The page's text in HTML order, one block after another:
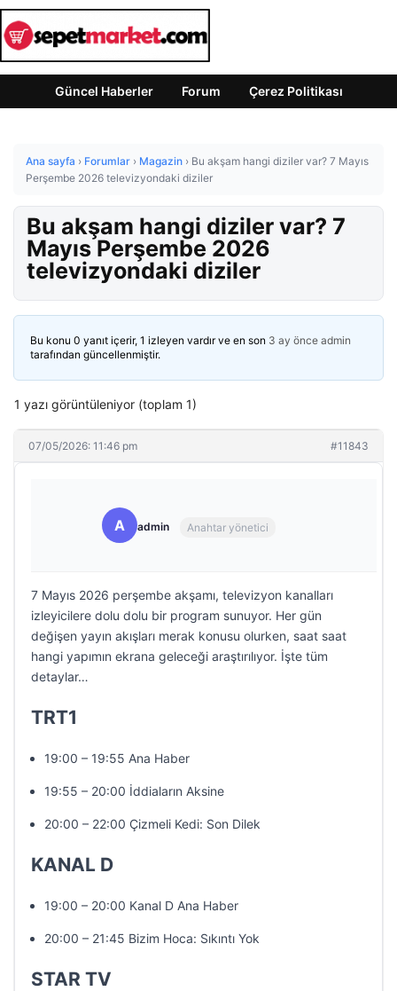
Güncel Haberler Forum Çerez Politikası
Ana sayfa › Forumlar › Magazin › Bu akşam hangi diziler var? 7 Mayıs
Perşembe 2026 televizyondaki diziler
Bu akşam hangi diziler var? 7
Mayıs Perşembe 2026
televizyondaki diziler
Bu konu 0 yanıt içerir, 1 izleyen vardır ve en son 3 ay önce admin
tarafından güncellenmiştir.
1 yazı görüntüleniyor (toplam 1)
07/05/2026: 11:46 pm #11843
A admin Anahtar yönetici
7 Mayıs 2026 perşembe akşamı, televizyon kanalları
izleyicilere dolu dolu bir program sunuyor. Her gün
değişen yayın akışları merak konusu olurken, saat saat
hangi yapımın ekrana geleceği araştırılıyor. İşte tüm
detaylar…
TRT1
19:00 – 19:55 Ana Haber
19:55 – 20:00 İddiaların Aksine
20:00 – 22:00 Çizmeli Kedi: Son Dilek
KANAL D
19:00 – 20:00 Kanal D Ana Haber
20:00 – 21:45 Bizim Hoca: Sıkıntı Yok
STAR TV